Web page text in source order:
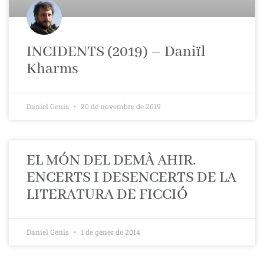
INCIDENTS (2019) – Daniïl
Kharms
Daniel Genís 20 de novembre de 2019
EL MÓN DEL DEMÀ AHIR.
ENCERTS I DESENCERTS DE LA
LITERATURA DE FICCIÓ
Daniel Genís 1 de gener de 2014